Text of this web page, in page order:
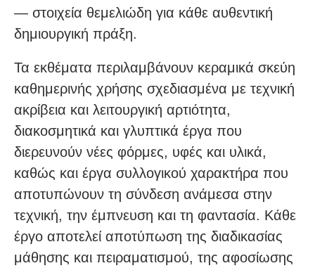
— στοιχεία θεμελιώδη για κάθε αυθεντική
δημιουργική πράξη.
Τα εκθέματα περιλαμβάνουν κεραμικά σκεύη
καθημερινής χρήσης σχεδιασμένα με τεχνική
ακρίβεια και λειτουργική αρτιότητα,
διακοσμητικά και γλυπτικά έργα που
διερευνούν νέες φόρμες, υφές και υλικά,
καθώς και έργα συλλογικού χαρακτήρα που
αποτυπώνουν τη σύνδεση ανάμεσα στην
τεχνική, την έμπνευση και τη φαντασία. Κάθε
έργο αποτελεί αποτύπωση της διαδικασίας
μάθησης και πειραματισμού, της αφοσίωσης